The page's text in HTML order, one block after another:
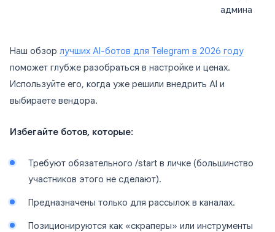
админа
Наш обзор лучших AI-ботов для Telegram в 2026 году
поможет глубже разобраться в настройке и ценах.
Используйте его, когда уже решили внедрить AI и
выбираете вендора.
Избегайте ботов, которые:
Требуют обязательного /start в личке (большинство
участников этого не сделают).
Предназначены только для рассылок в каналах.
Позиционируются как «скраперы» или инструменты